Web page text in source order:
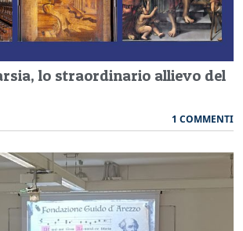
lo straordinario allievo del
1 COMMENTI